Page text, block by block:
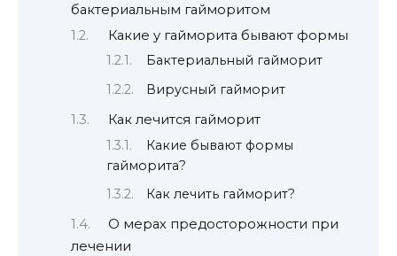
бактериальным гайморитом
Какие у гайморита бывают формы
Бактериальный гайморит
Вирусный гайморит
Как лечится гайморит
Какие бывают формы
гайморита?
Как лечить гайморит?
О мерах предосторожности при
лечении